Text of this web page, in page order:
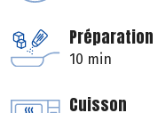
Préparation
10 min
Cuisson